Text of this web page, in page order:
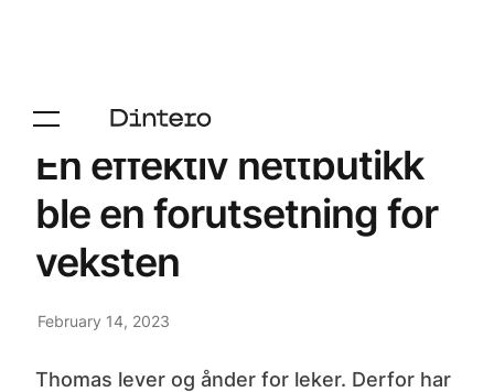
En effektiv nettbutikk
ble en forutsetning for
veksten
February 14, 2023
Thomas lever og ånder for leker. Derfor har